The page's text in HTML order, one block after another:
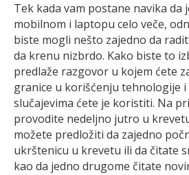
Tek kada vam postane navika da
mobilnom i laptopu celo veče,
biste mogli nešto zajedno da
da krenu nizbrdo. Kako biste to
predlaže razgovor u kojem ćete
granice u korišćenju tehnologije
slučajevima ćete je koristiti. Na
provodite nedeljno jutro u
možete predložiti da zajedno
ukrštenicu u krevetu ili da čitate
kao da jedno drugome čitate